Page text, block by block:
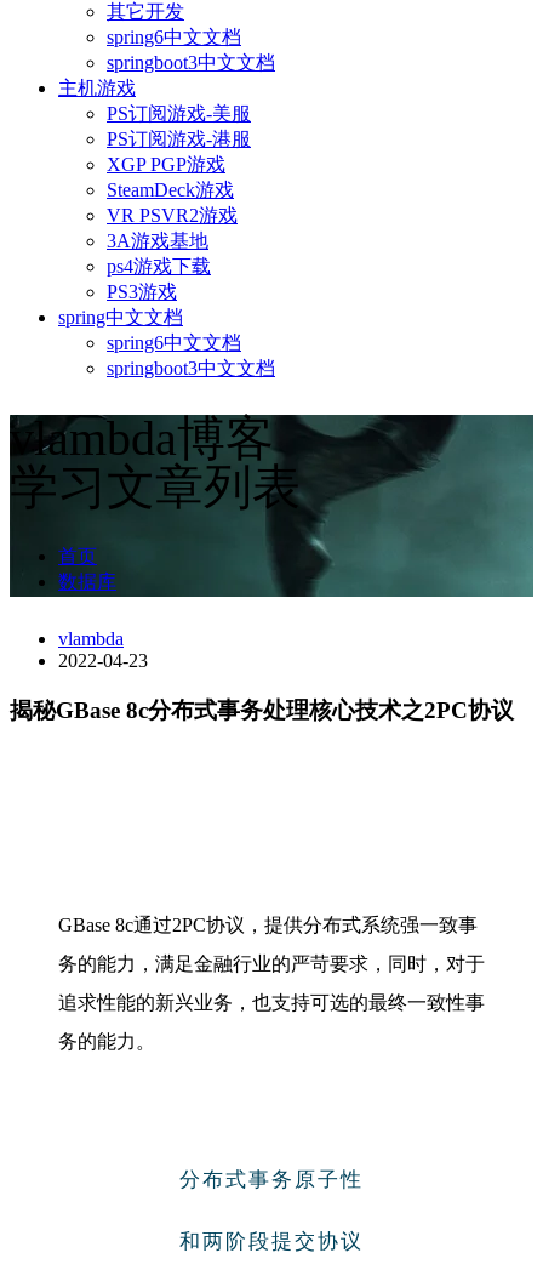
其它开发
spring6中文文档
springboot3中文文档
主机游戏
PS订阅游戏-美服
PS订阅游戏-港服
XGP PGP游戏
SteamDeck游戏
VR PSVR2游戏
3A游戏基地
ps4游戏下载
PS3游戏
spring中文文档
spring6中文文档
springboot3中文文档
vlambda博客
学习文章列表
首页
数据库
vlambda
2022-04-23
揭秘GBase 8c分布式事务处理核心技术之2PC协议
GBase 8c通过2PC协议，提供分布式系统强一致事
务的能力，满足金融行业的严苛要求，同时，对于
追求性能的新兴业务，也支持可选的最终一致性事
务的能力。
分布式事务原子性
和两阶段提交协议